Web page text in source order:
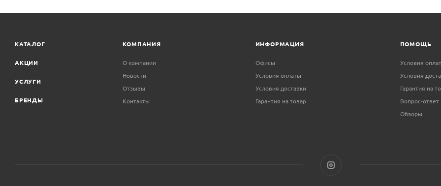
КАТАЛОГ
АКЦИИ
УСЛУГИ
БРЕНДЫ
КОМПАНИЯ
О компании
Новости
Отзывы
Контакты
ИНФОРМАЦИЯ
Офисы
Условия оплаты
Условия доставки
Гарантия на товар
ПОМОЩЬ
Условия
Условия
Гарантия на
Вопрос-ответ
Обзоры